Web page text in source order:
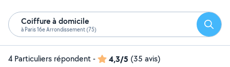
Coiffure à domicile
à Paris 16e Arrondissement (75)
4 Particuliers répondent- 4,3/5 (35 avis)